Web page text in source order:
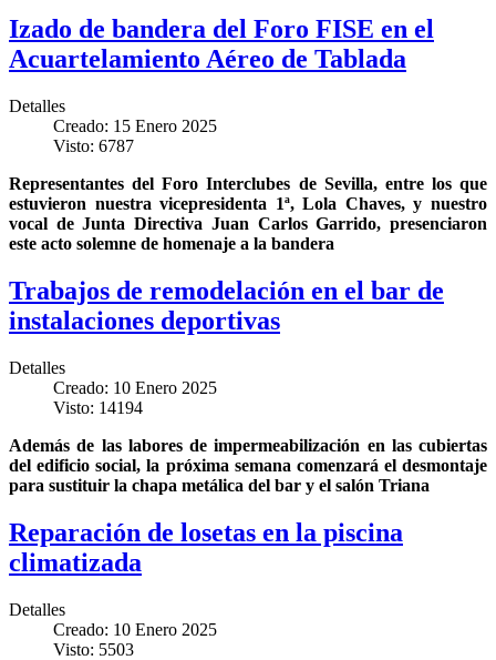
Izado de bandera del Foro FISE en el
Acuartelamiento Aéreo de Tablada
Detalles
Creado: 15 Enero 2025
Visto: 6787
Representantes del Foro Interclubes de Sevilla, entre los que
estuvieron nuestra vicepresidenta 1ª, Lola Chaves, y nuestro
vocal de Junta Directiva Juan Carlos Garrido, presenciaron
este acto solemne de homenaje a la bandera
Trabajos de remodelación en el bar de
instalaciones deportivas
Detalles
Creado: 10 Enero 2025
Visto: 14194
Además de las labores de impermeabilización en las cubiertas
del edificio social, la próxima semana comenzará el desmontaje
para sustituir la chapa metálica del bar y el salón Triana
Reparación de losetas en la piscina
climatizada
Detalles
Creado: 10 Enero 2025
Visto: 5503